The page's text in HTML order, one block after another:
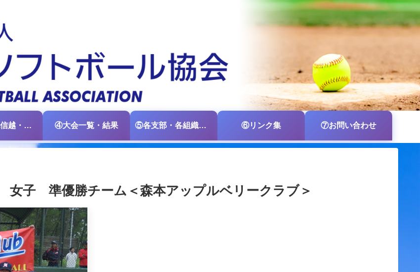
③全国・北信越・中日本大会情報 ④大会一覧・結果 ⑤各支部・各組織の掲示板 ⑥リンク集 ⑦お問い合わせ
子 準優勝チーム＜森本アップルベリークラブ＞